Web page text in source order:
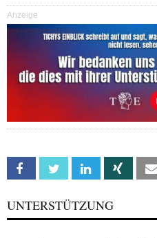
Anzeige
Facebook Twitter Linkedin Xing
UNTERSTÜTZUNG